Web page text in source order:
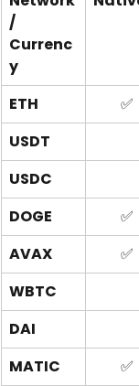
/
Currenc
y
ETH ✅
USDT
USDC
DOGE
✅
AVAX
✅
WBTC
DAI
MATIC
✅